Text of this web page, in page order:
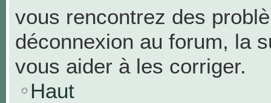
vous rencontrez des
déconnexion au forum, la
vous aider à les corriger.
Haut